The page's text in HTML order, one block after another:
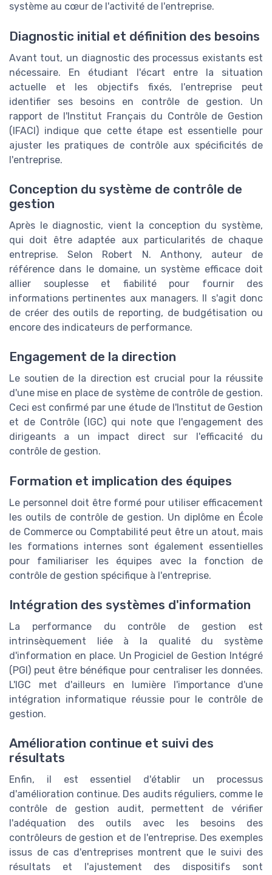
système au cœur de l'activité de l'entreprise.
Diagnostic initial et définition des besoins
Avant tout, un diagnostic des processus existants est
nécessaire. En étudiant l'écart entre la situation
actuelle et les objectifs fixés, l'entreprise peut
identifier ses besoins en contrôle de gestion. Un
rapport de l'Institut Français du Contrôle de Gestion
(IFACI) indique que cette étape est essentielle pour
ajuster les pratiques de contrôle aux spécificités de
l'entreprise.
Conception du système de contrôle de
gestion
Après le diagnostic, vient la conception du système,
qui doit être adaptée aux particularités de chaque
entreprise. Selon Robert N. Anthony, auteur de
référence dans le domaine, un système efficace doit
allier souplesse et fiabilité pour fournir des
informations pertinentes aux managers. Il s'agit donc
de créer des outils de reporting, de budgétisation ou
encore des indicateurs de performance.
Engagement de la direction
Le soutien de la direction est crucial pour la réussite
d'une mise en place de système de contrôle de gestion.
Ceci est confirmé par une étude de l'Institut de Gestion
et de Contrôle (IGC) qui note que l'engagement des
dirigeants a un impact direct sur l'efficacité du
contrôle de gestion.
Formation et implication des équipes
Le personnel doit être formé pour utiliser efficacement
les outils de contrôle de gestion. Un diplôme en École
de Commerce ou Comptabilité peut être un atout, mais
les formations internes sont également essentielles
pour familiariser les équipes avec la fonction de
contrôle de gestion spécifique à l'entreprise.
Intégration des systèmes d'information
La performance du contrôle de gestion est
intrinsèquement liée à la qualité du système
d'information en place. Un Progiciel de Gestion Intégré
(PGI) peut être bénéfique pour centraliser les données.
L'IGC met d'ailleurs en lumière l'importance d'une
intégration informatique réussie pour le contrôle de
gestion.
Amélioration continue et suivi des
résultats
Enfin, il est essentiel d'établir un processus
d'amélioration continue. Des audits réguliers, comme le
contrôle de gestion audit, permettent de vérifier
l'adéquation des outils avec les besoins des
contrôleurs de gestion et de l'entreprise. Des exemples
issus de cas d'entreprises montrent que le suivi des
résultats et l'ajustement des dispositifs sont